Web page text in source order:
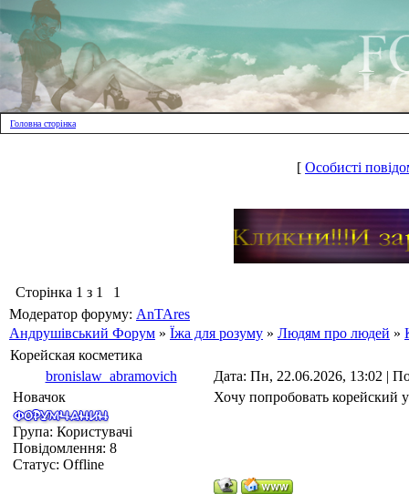
Головна сторінка
[ Особисті
Сторінка 1 з 1
1
Модератор форуму: AnTAres
Андрушівський Форум » Їжа для розуму » Людям про людей »
Корейская косметика
bronislaw_abramovich
Дата: Пн, 22.06.2026, 13:02 |
Новачок
Група: Користувачі
Повідомлення: 8
Статус: Offline
Хочу попробовать корейский